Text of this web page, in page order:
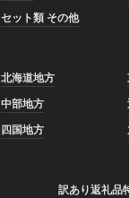
セット類 その他
北海道地方
中部地方
四国地方
訳あり返礼品